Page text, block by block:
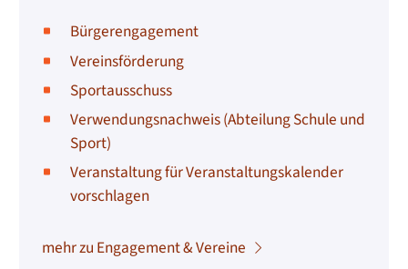
Bürgerengagement
Vereinsförderung
Sportausschuss
Verwendungsnachweis (Abteilung Schule und
Sport)
Veranstaltung für Veranstaltungskalender
vorschlagen
mehr zu Engagement & Vereine